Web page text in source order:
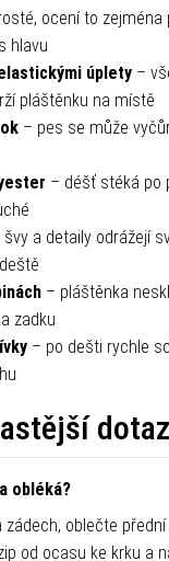
ocení to zejména
hlavu
úplety –
pláštěnku na místě
– pes se může
– déšť stéká po
švy a detaily odrážejí
– pláštěnka
zadku
– po dešti rychle
obléká?
zádech, oblečte
od ocasu ke krku a